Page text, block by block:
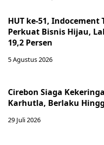
HUT ke-51, Indocement
Perkuat Bisnis Hijau,
19,2 Persen
5 Agustus 2026
Cirebon Siaga
Karhutla, Berlaku
29 Juli 2026